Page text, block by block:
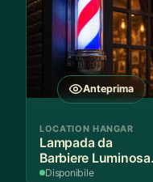
Anteprima
LOCATION HANGAR
Lampada da
Barbiere Luminosa
Rotante
Disponibile